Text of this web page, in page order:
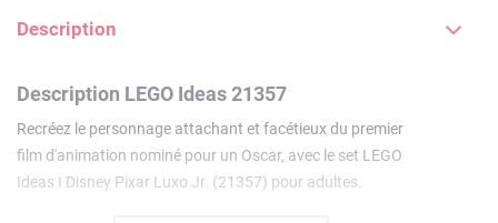
Description
Description LEGO Ideas 21357
Recréez le personnage attachant et facétieux du premier
film d'animation nominé pour un Oscar, avec le set LEGO
Ideas ǀ Disney Pixar Luxo Jr. (21357) pour adultes.